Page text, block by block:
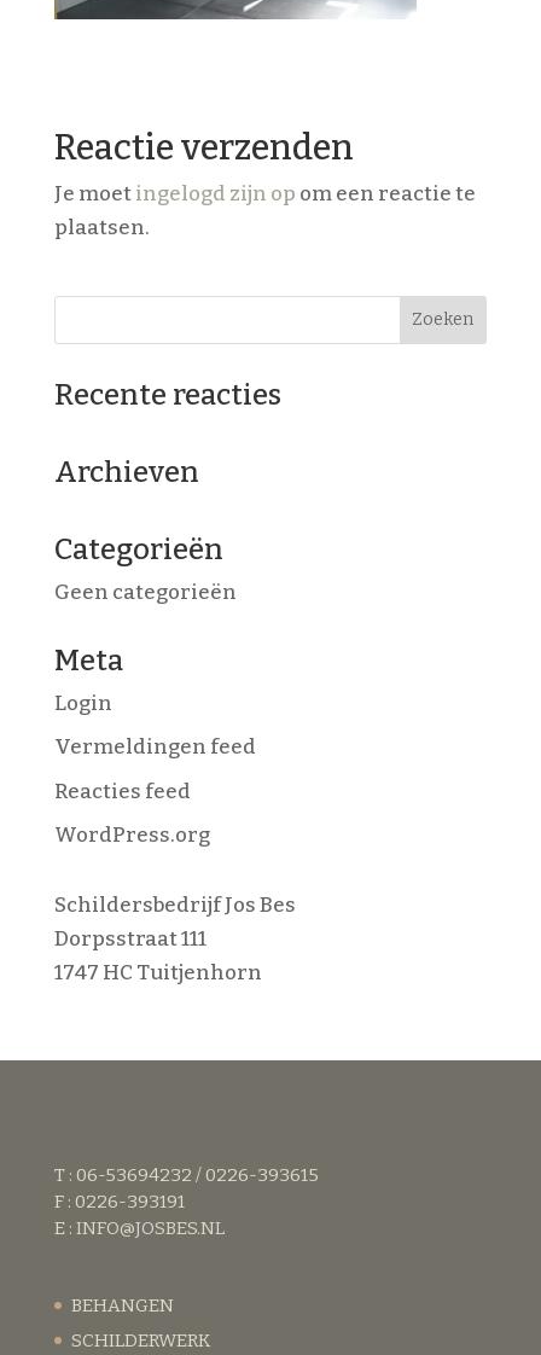
Reactie verzenden
Je moetingelogd zijn op om een reactie te
plaatsen.
Recente reacties
Archieven
Categorieën
Geen categorieën
Meta
Login
Vermeldingen feed
Reacties feed
WordPress.org
Schildersbedrijf Jos Bes
Dorpsstraat 111
1747 HC Tuitjenhorn
T : 06-53694232 / 0226-393615
F : 0226-393191
E : INFO@JOSBES.NL
BEHANGEN
SCHILDERWERK